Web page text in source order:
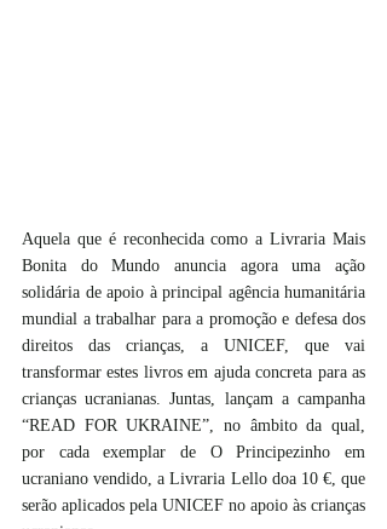
Aquela que é reconhecida como a Livraria Mais
Bonita do Mundo anuncia agora uma ação
solidária de apoio à principal agência humanitária
mundial a trabalhar para a promoção e defesa dos
direitos das crianças, a UNICEF, que vai
transformar estes livros em ajuda concreta para as
crianças ucranianas. Juntas, lançam a campanha
“READ FOR UKRAINE”, no âmbito da qual,
por cada exemplar de O Principezinho em
ucraniano vendido, a Livraria Lello doa 10 €, que
serão aplicados pela UNICEF no apoio às crianças